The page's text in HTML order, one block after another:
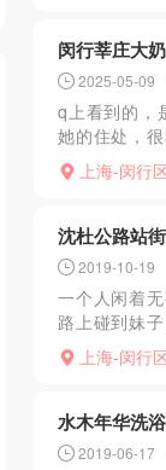
闵行莘庄大
2025-05-09
q上看到的，
她的住处，
映入眼帘一
始流程，一
上海-闵行
沈杜公路站街
2019-10-19
一个人闲着
路上碰到妹
问了价格，
妹子想拿套
上海-闵行
水木年华洗浴
2019-06-17